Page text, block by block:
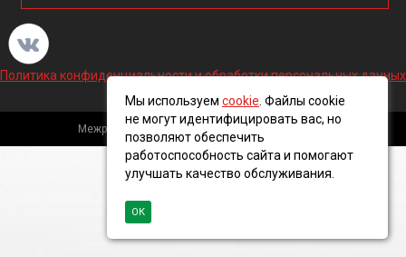
Политика конфиденциальности и обработки персональных данных
Межрегиональная кабельная компания, 2016 ©
Мы используем cookie . Файлы cookie
не могут идентифицировать вас, но
позволяют обеспечить
работоспособность сайта и помогают
улучшать качество обслуживания.
ОК